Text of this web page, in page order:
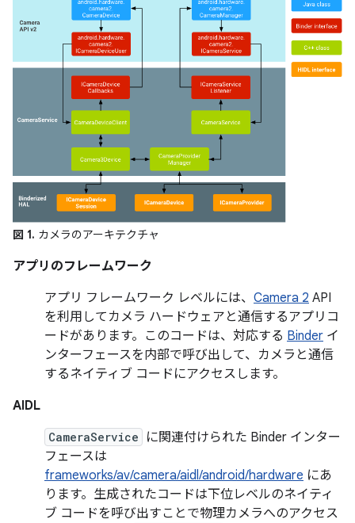
図 1. カメラのアーキテクチャ
アプリのフレームワーク
アプリ フレームワーク レベルには、 Camera 2 API
を利用してカメラ ハードウェアと通信するアプリコ
ードがあります。このコードは、対応する Binder イ
ンターフェースを内部で呼び出して、カメラと通信
するネイティブ コードにアクセスします。
AIDL
CameraService
に関連付けられた Binder インター
フェースは
frameworks/av/camera/aidl/android/hardware にあ
ります。生成されたコードは下位レベルのネイティ
ブ コードを呼び出すことで物理カメラへのアクセス